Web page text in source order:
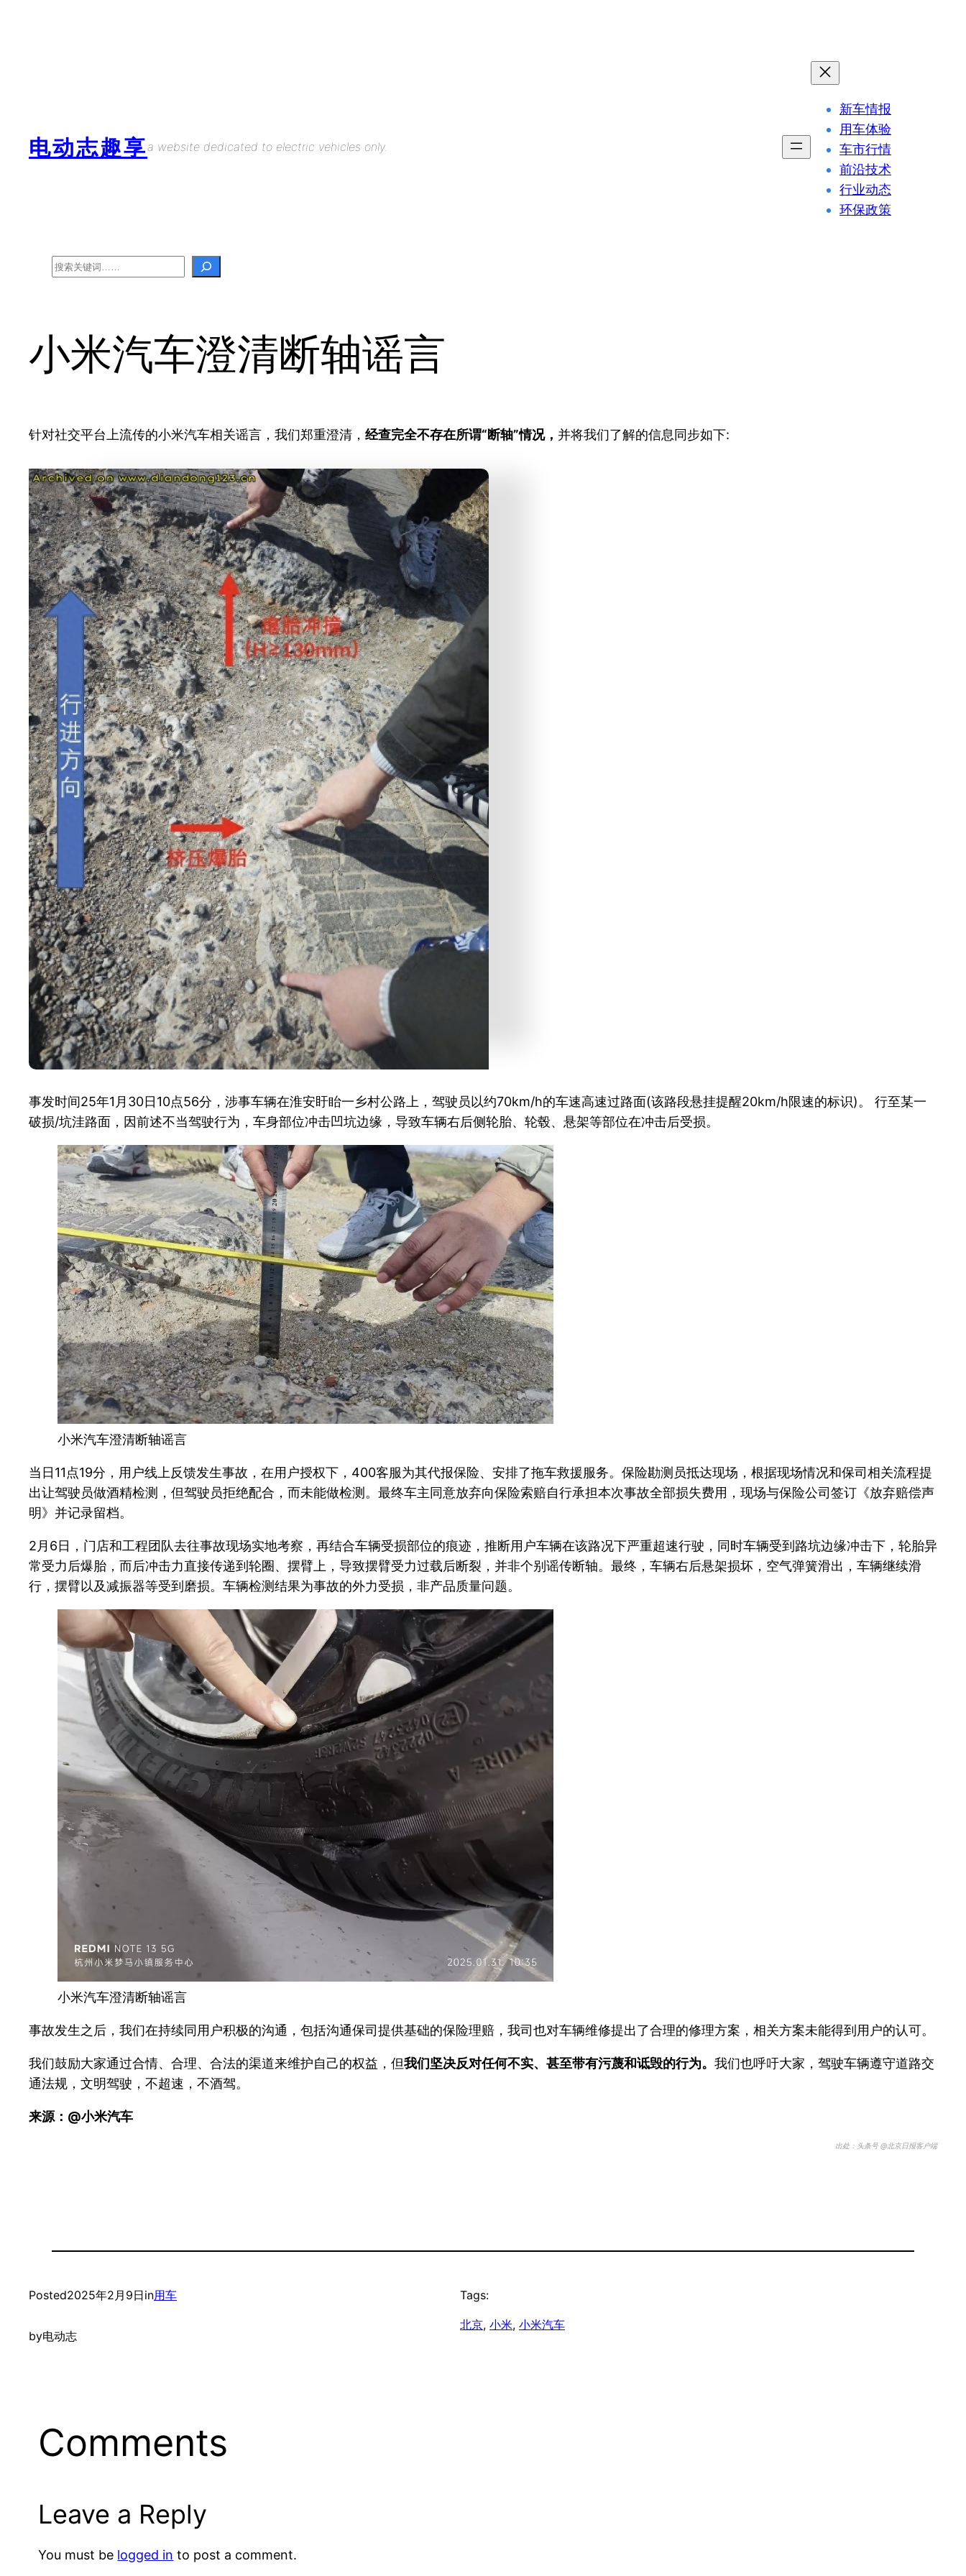
电动志趣享a website dedicated to electric vehicles only.
新车情报
用车体验
车市行情
前沿技术
行业动态
环保政策
Search
小米汽车澄清断轴谣言
针对社交平台上流传的小米汽车相关谣言，我们郑重澄清， 经查完全不存在所谓“断轴”情况， 并将我们了解的信息同步如下:
事发时间25年1月30日10点56分，涉事车辆在淮安盱眙一乡村公路上，驾驶员以约70km/h的车速高速过路面(该路段悬挂提醒20km/h限速的标识)。 行至某一
破损/坑洼路面，因前述不当驾驶行为，车身部位冲击凹坑边缘，导致车辆右后侧轮胎、轮毂、悬架等部位在冲击后受损。
小米汽车澄清断轴谣言
当日11点19分，用户线上反馈发生事故，在用户授权下，400客服为其代报保险、安排了拖车救援服务。保险勘测员抵达现场，根据现场情况和保司相关流程提
出让驾驶员做酒精检测，但驾驶员拒绝配合，而未能做检测。最终车主同意放弃向保险索赔自行承担本次事故全部损失费用，现场与保险公司签订《放弃赔偿声
明》并记录留档。
2月6日，门店和工程团队去往事故现场实地考察，再结合车辆受损部位的痕迹，推断用户车辆在该路况下严重超速行驶，同时车辆受到路坑边缘冲击下，轮胎异
常受力后爆胎，而后冲击力直接传递到轮圈、摆臂上，导致摆臂受力过载后断裂，并非个别谣传断轴。最终，车辆右后悬架损坏，空气弹簧滑出，车辆继续滑
行，摆臂以及减振器等受到磨损。车辆检测结果为事故的外力受损，非产品质量问题。
小米汽车澄清断轴谣言
事故发生之后，我们在持续同用户积极的沟通，包括沟通保司提供基础的保险理赔，我司也对车辆维修提出了合理的修理方案，相关方案未能得到用户的认可。
我们鼓励大家通过合情、合理、合法的渠道来维护自己的权益，但我们坚决反对任何不实、甚至带有污蔑和诋毁的行为。 我们也呼吁大家，驾驶车辆遵守道路交
通法规，文明驾驶，不超速，不酒驾。
来源：@小米汽车
出处：头条号 @北京日报客户端
Posted2025年2月9日in用车
by电动志
Tags:
北京, 小米, 小米汽车
Comments
Leave a Reply
You must be logged in to post a comment.